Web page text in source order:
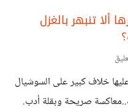
يكتشف مواطنو المدينة
الواقع، بينما يرفض آخرون
حياتنا. لكنها ذكرتني بشيء
تسوء العشرة بين الزوجين
ألا تنبهر بالغزل
خلاف كبير على السوشيال
صريحة وبقلة أدب.